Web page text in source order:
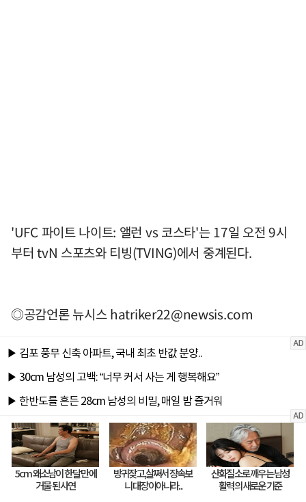
'UFC 파이트 나이트: 앨런 vs 코스타'는 17일 오전 9시
부터 tvN 스포츠와 티빙(TVING)에서 중계된다.
◎공감언론 뉴시스hatriker22@newsis.com